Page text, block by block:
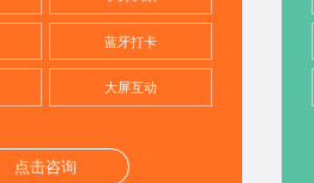
蓝牙打卡
大屏互动
点击咨询